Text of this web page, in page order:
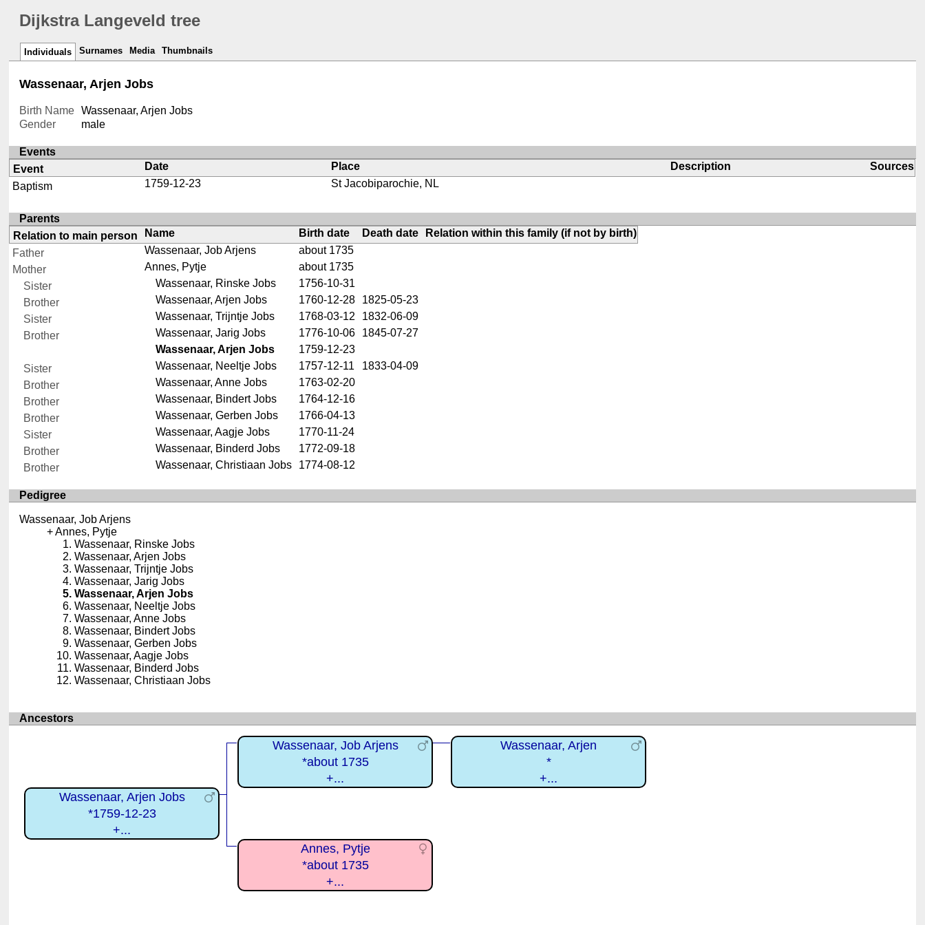
Dijkstra Langeveld tree
Individuals Surnames Media Thumbnails
Wassenaar, Arjen Jobs
Birth Name Wassenaar, Arjen Jobs
Gender
male
Events
Event
Date Place Description
Sources
Baptism
1759-12-23 St Jacobiparochie, NL
Parents
Relation to main person
Name Birth date Death date
Relation within this family (if not by birth)
Father
Wassenaar, Job Arjens
about 1735
Mother
Annes, Pytje
about 1735
Sister
Wassenaar, Rinske Jobs
1756-10-31
Brother
Wassenaar, Arjen Jobs 1760-12-28
1825-05-23
Sister
Wassenaar, Trijntje Jobs 1768-03-12
1832-06-09
Brother
Wassenaar, Jarig Jobs 1776-10-06
1845-07-27
Wassenaar, Arjen Jobs
1759-12-23
Sister
Wassenaar, Neeltje Jobs 1757-12-11
1833-04-09
Brother
Wassenaar, Anne Jobs
1763-02-20
Brother
Wassenaar, Bindert Jobs
1764-12-16
Brother
Wassenaar, Gerben Jobs
1766-04-13
Sister
Wassenaar, Aagje Jobs
1770-11-24
Brother
Wassenaar, Binderd Jobs
1772-09-18
Brother
Wassenaar, Christiaan Jobs 1774-08-12
Pedigree
Wassenaar, Job Arjens
Annes, Pytje
Wassenaar, Rinske Jobs
Wassenaar, Arjen Jobs
Wassenaar, Trijntje Jobs
Wassenaar, Jarig Jobs
Wassenaar, Arjen Jobs
Wassenaar, Neeltje Jobs
Wassenaar, Anne Jobs
Wassenaar, Bindert Jobs
Wassenaar, Gerben Jobs
Wassenaar, Aagje Jobs
Wassenaar, Binderd Jobs
Wassenaar, Christiaan Jobs
Ancestors
Wassenaar, Arjen Jobs
*1759-12-23
+...
Wassenaar, Job Arjens
*about 1735
+...
Wassenaar, Arjen
*
+...
Annes, Pytje
*about 1735
+...